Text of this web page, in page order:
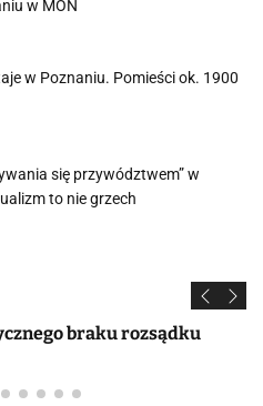
w MON
w Poznaniu. Pomieści ok. 1900
się przywództwem” w
to nie grzech
braku rozsądku